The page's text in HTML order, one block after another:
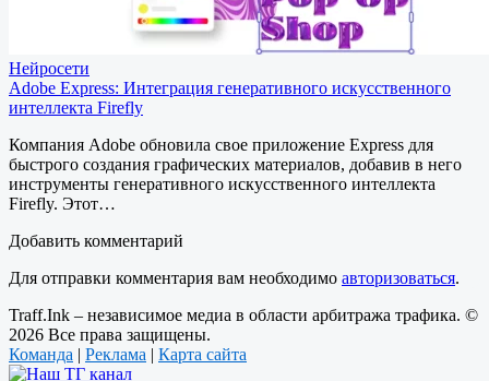
Нейросети
Adobe Express: Интеграция генеративного искусственного
интеллекта Firefly
Компания Adobe обновила свое приложение Express для
быстрого создания графических материалов, добавив в него
инструменты генеративного искусственного интеллекта
Firefly. Этот…
Добавить комментарий
Для отправки комментария вам необходимо авторизоваться.
Traff.Ink – независимое медиа в области арбитража трафика. ©
2026 Все права защищены.
Команда | Реклама | Карта сайта